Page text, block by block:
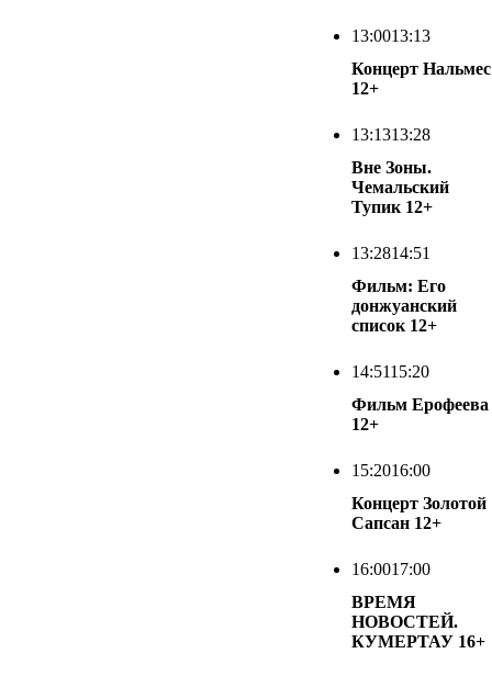
13:0013:13
Концерт Нальмес
12+
13:1313:28
Вне Зоны.
Чемальский
Тупик 12+
13:2814:51
Фильм: Его
донжуанский
список 12+
14:5115:20
Фильм Ерофеева
12+
15:2016:00
Концерт Золотой
Сапсан 12+
16:0017:00
ВРЕМЯ
НОВОСТЕЙ.
КУМЕРТАУ 16+